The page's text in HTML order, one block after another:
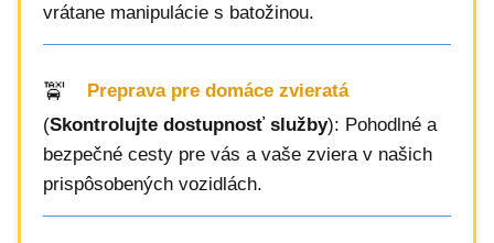
vrátane manipulácie s batožinou.
Preprava pre domáce zvieratá
(Skontrolujte dostupnosť služby): Pohodlné a
bezpečné cesty pre vás a vaše zviera v našich
prispôsobených vozidlách.